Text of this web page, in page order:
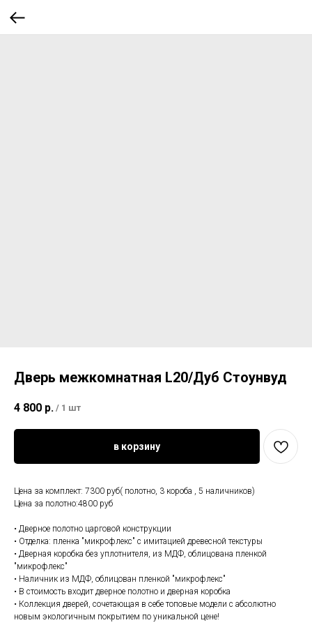
Дверь межкомнатная L20/Дуб Стоунвуд
4 800 р. / 1 шт
в корзину
Цена за комплект: 7300 руб( полотно, 3 короба , 5 наличников)
Цена за полотно:4800 руб
• Дверное полотно царговой конструкции
• Отделка: пленка "микрофлекс" с имитацией древесной текстуры
• Дверная коробка без уплотнителя, из МДФ, облицована пленкой
"микрофлекс"
• Наличник из МДФ, облицован пленкой "микрофлекс"
• В стоимость входит дверное полотно и дверная коробка
• Коллекция дверей, сочетающая в себе топовые модели с абсолютно
новым экологичным покрытием по уникальной цене!